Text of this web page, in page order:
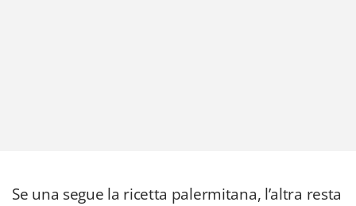
Se una segue la ricetta palermitana, l’altra resta